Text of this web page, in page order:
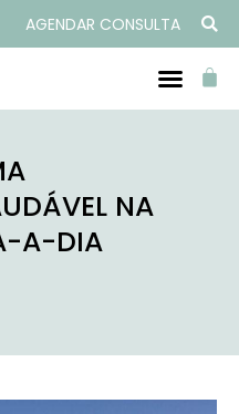
AGENDAR CONSULTA
NA
A-DIA